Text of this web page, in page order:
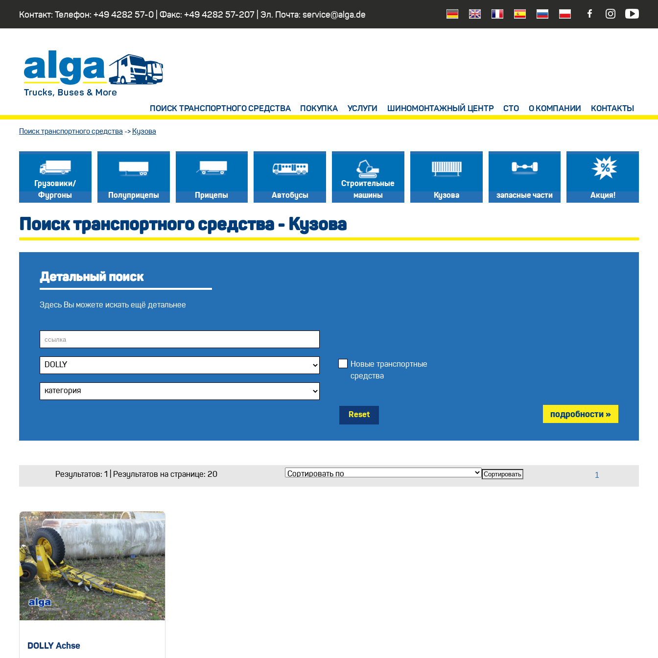
Контакт: Телефон: +49 4282 57-0 | Факс: +49 4282 57-207 | Эл. Почта: service@alga.de
ПОИСК ТРАНСПОРТНОГО СРЕДСТВА ПОКУПКА УСЛУГИ ШИНОМОНТАЖНЫЙ ЦЕНТР СТО О КОМПАНИИ КОНТАКТЫ
Поиск транспортного средства -> Кузова
Грузовики/
Фургоны
Полуприцепы Прицепы Автобусы
Строительные
машины
Кузова запасные части Акция!
Поиск транспортного средства - Кузова
Детальный поиск
Здесь Вы можете искать ещё детальнее
Новые транспортные
средства
Reset
Результатов:1 | Результатов на странице: 20
DOLLY Achse